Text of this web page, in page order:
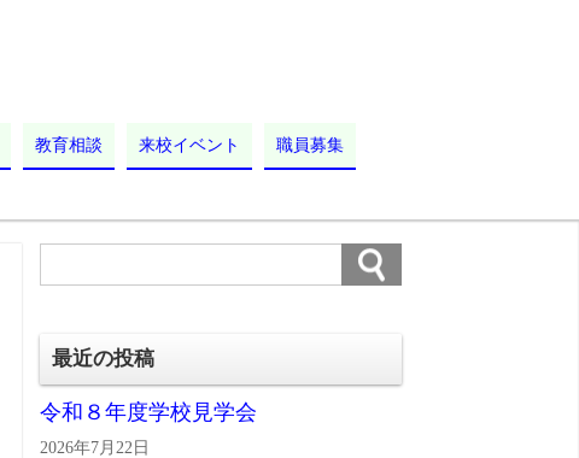
教育相談 来校イベント 職員募集
最近の投稿
令和８年度学校見学会
2026年7月22日